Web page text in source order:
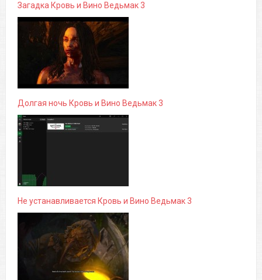
Загадка Кровь и Вино Ведьмак 3
Долгая ночь Кровь и Вино Ведьмак 3
Не устанавливается Кровь и Вино Ведьмак 3